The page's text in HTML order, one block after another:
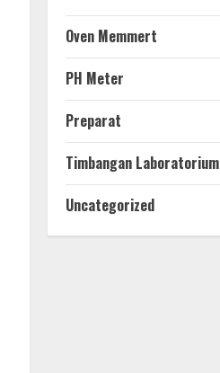
Oven Memmert
PH Meter
Preparat
Timbangan Laboratorium
Uncategorized